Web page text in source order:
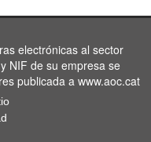
electrónicas al sector
NIF de su empresa se
publicada a www.aoc.cat